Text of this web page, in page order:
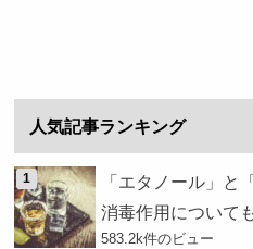
人気記事ランキング
「エタノール」と
消毒作用について
583.2k件のビュー